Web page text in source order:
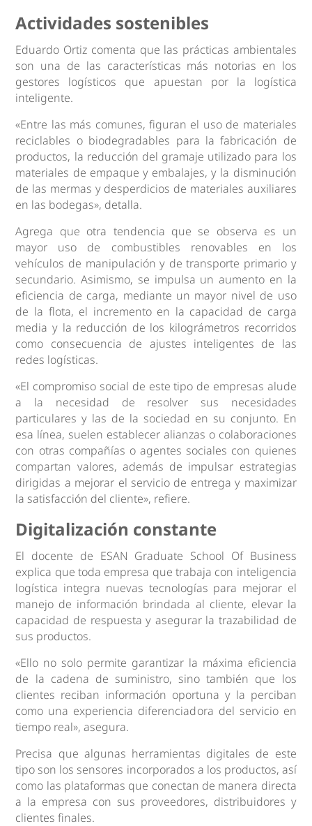
Actividades sostenibles
Eduardo Ortiz comenta que las prácticas ambientales
son una de las características más notorias en los
gestores logísticos que apuestan por la logística
inteligente.
«Entre las más comunes, figuran el uso de materiales
reciclables o biodegradables para la fabricación de
productos, la reducción del gramaje utilizado para los
materiales de empaque y embalajes, y la disminución
de las mermas y desperdicios de materiales auxiliares
en las bodegas», detalla.
Agrega que otra tendencia que se observa es un
mayor uso de combustibles renovables en los
vehículos de manipulación y de transporte primario y
secundario. Asimismo, se impulsa un aumento en la
eficiencia de carga, mediante un mayor nivel de uso
de la flota, el incremento en la capacidad de carga
media y la reducción de los kilográmetros recorridos
como consecuencia de ajustes inteligentes de las
redes logísticas.
«El compromiso social de este tipo de empresas alude
a la necesidad de resolver sus necesidades
particulares y las de la sociedad en su conjunto. En
esa línea, suelen establecer alianzas o colaboraciones
con otras compañías o agentes sociales con quienes
compartan valores, además de impulsar estrategias
dirigidas a mejorar el servicio de entrega y maximizar
la satisfacción del cliente», refiere.
Digitalización constante
El docente de ESAN Graduate School Of Business
explica que toda empresa que trabaja con inteligencia
logística integra nuevas tecnologías para mejorar el
manejo de información brindada al cliente, elevar la
capacidad de respuesta y asegurar la trazabilidad de
sus productos.
«Ello no solo permite garantizar la máxima eficiencia
de la cadena de suministro, sino también que los
clientes reciban información oportuna y la perciban
como una experiencia diferenciadora del servicio en
tiempo real», asegura.
Precisa que algunas herramientas digitales de este
tipo son los sensores incorporados a los productos, así
como las plataformas que conectan de manera directa
a la empresa con sus proveedores, distribuidores y
clientes finales.